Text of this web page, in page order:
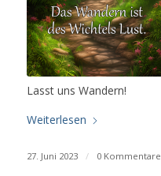
Lasst uns Wandern!
Weiterlesen
27. Juni 2023 / 0 Kommentare